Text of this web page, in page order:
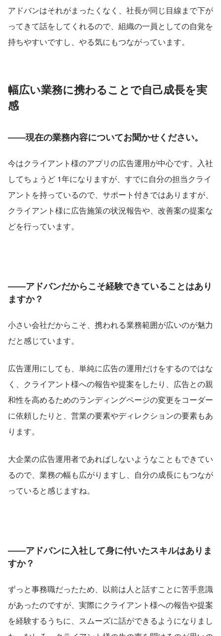
アドバンはそれがまったくなく、社長が同じ目線まで下が
ってきて話をしてくれるので、組織の一員としての自覚を
持ちやすいですし、やる気にもつながっています。
幅広い業務に携わることで自己成長を実
感
――現在の業務内容についてお聞かせください。
今はクライアント様のアプリの広告運用が中心です。入社
してちょうど 1年になりますが、すでに自分の担当クライ
アントを持っているので、サポート付きではありますが、
クライアント様に広告施策の状況報告や、改善案の提案な
どを行っています。
――アドバンだからこそ経験できていることはあり
ますか？
小さい会社だからこそ、携われる業務範囲が広いのが魅力
だと感じています。
広告運用にしても、単純に広告の運用だけをするのではな
く、クライアント様への報告や提案をしたり、広告との親
和性を高めるためのランディングページの変更をコーダー
に依頼したりと、営業の要素やディレクションの要素もあ
ります。
大企業の広告運用者であればしないようなこともできてい
るので、業務の幅も広がりますし、自分の成長にもつなが
っていると感じますね。
――アドバンに入社して身に付いたスキルはありま
すか？
ずっと事務職だったため、以前は人と話すことに苦手意識
があったのですが、実際にクライアント様への報告や提案
を経験するうちに、スムーズに話ができるようになりまし